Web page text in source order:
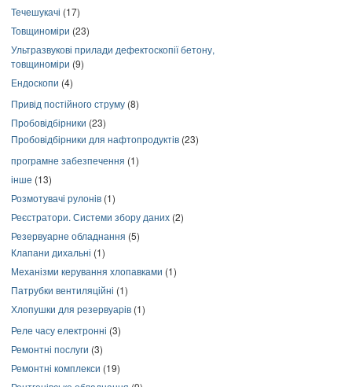
Течешукачі (17)
Товщиноміри (23)
Ультразвукові прилади дефектоскопії бетону,
товщиноміри (9)
Ендоскопи (4)
Привід постійного струму (8)
Пробовідбірники (23)
Пробовідбірники для нафтопродуктів (23)
програмне забезпечення (1)
інше (13)
Розмотувачі рулонів (1)
Реєстратори. Системи збору даних (2)
Резервуарне обладнання (5)
Клапани дихальні (1)
Механізми керування хлопавками (1)
Патрубки вентиляційні (1)
Хлопушки для резервуарів (1)
Реле часу електронні (3)
Ремонтні послуги (3)
Ремонтні комплекси (19)